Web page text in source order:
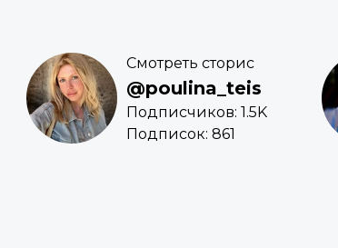
Смотреть сторис
@poulina_teis
Подписчиков: 1.5K
Подписок: 861